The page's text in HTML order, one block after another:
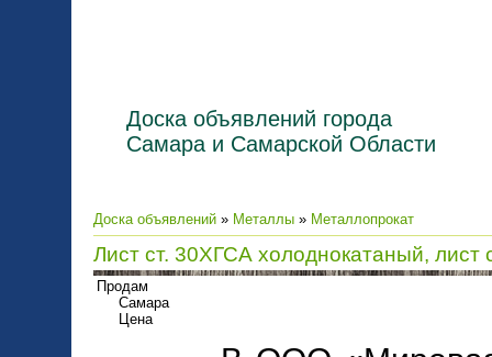
Доска объявлений города
Самара и Самарской Области
Доска объявлений » Металлы » Металлопрокат
Лист ст. 30ХГСА холоднокатаный, лист
Продам
Самара
Цена